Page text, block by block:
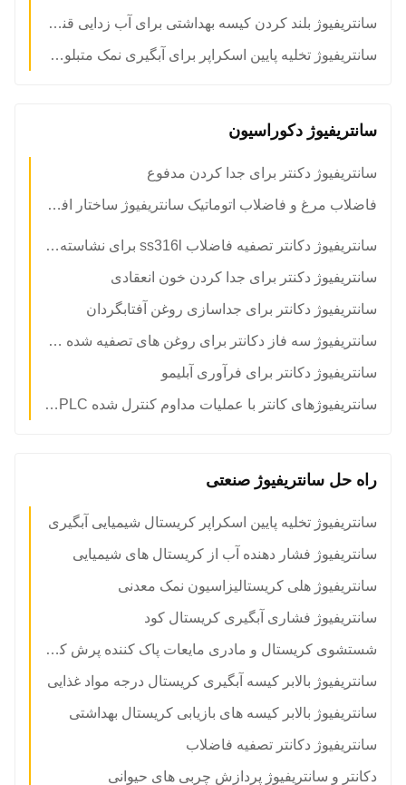
سانتریفیوژ بلند کردن کیسه بهداشتی برای آب زدایی قند یا نشاسته
سانتریفیوژ تخلیه پایین اسکراپر برای آبگیری نمک متبلور MVR
سانتریفیوژ دکوراسیون
سانتریفیوژ دکنتر برای جدا کردن مدفوع
فاضلاب مرغ و فاضلاب اتوماتیک سانتریفیوژ ساختار افقی
سانتریفیوژ دکانتر تصفیه فاضلاب ss316l برای نشاسته ذرت گندم
سانتریفیوژ دکنتر برای جدا کردن خون انعقادی
سانتریفیوژ دکانتر برای جداسازی روغن آفتابگردان
سانتریفیوژ سه فاز دکانتر برای روغن های تصفیه شده خوراکی
سانتریفیوژ دکانتر برای فرآوری آبلیمو
سانتریفیوژهای کانتر با عملیات مداوم کنترل شده PLC برای جداسازی روغن ماهی
راه حل سانتریفیوژ صنعتی
سانتریفیوژ تخلیه پایین اسکراپر کریستال شیمیایی آبگیری
سانتریفیوژ فشار دهنده آب از کریستال های شیمیایی
سانتریفیوژ هلی کریستالیزاسیون نمک معدنی
سانتریفیوژ فشاری آبگیری کریستال کود
شستشوی کریستال و مادری مایعات پاک کننده پرش کننده سانتریفیوژ
سانتریفیوژ بالابر کیسه آبگیری کریستال درجه مواد غذایی
سانتریفیوژ بالابر کیسه های بازیابی کریستال بهداشتی
سانتریفیوژ دکانتر تصفیه فاضلاب
دکانتر و سانتریفیوژ پردازش چربی های حیوانی